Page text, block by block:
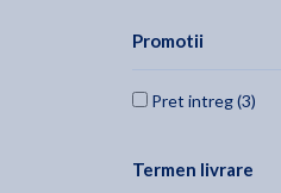
Promotii
Pret intreg (3)
Termen livrare